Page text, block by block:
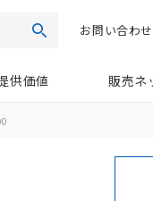
検索お問い合わせ
供価値 販売ネ